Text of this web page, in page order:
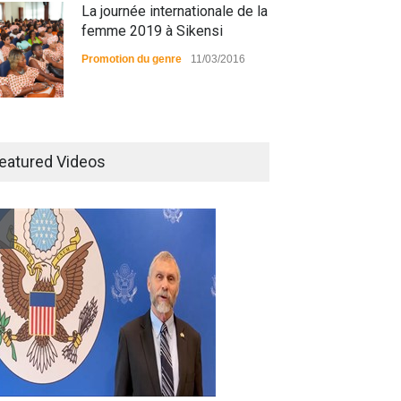
La journée internationale de la
femme 2019 à Sikensi
Promotion du genre 11/03/2016
Radio partenaire
prise en charge des
personnes vivantes avec le
VIH
Santé 25/03/2019
Videos